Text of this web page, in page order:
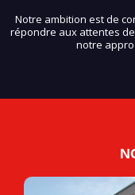
Notre ambition est de
répondre aux attentes
notre